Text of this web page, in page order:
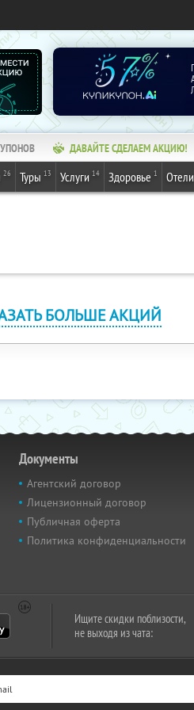
ДАВАЙТЕ СДЕЛАЕМ АКЦИЮ!
26 Туры 13 Услуги 14 Здоровье 1 Отели
БОЛЬШЕ АКЦИЙ
Документы
Агентский договор
Лицензионный договор
Публичная оферта
Политика конфиденциальности
Ищите скидки поблизости,
не выходя из чата: